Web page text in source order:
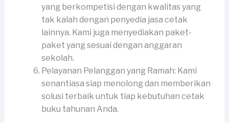
yang berkompetisi dengan kwalitas yang
tak kalah dengan penyedia jasa cetak
lainnya. Kami juga menyediakan paket-
paket yang sesuai dengan anggaran
sekolah.
Pelayanan Pelanggan yang Ramah: Kami
senantiasa siap menolong dan memberikan
solusi terbaik untuk tiap kebutuhan cetak
buku tahunan Anda.